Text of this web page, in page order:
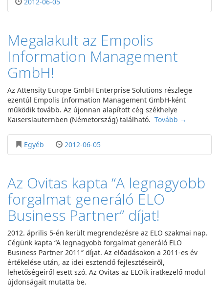
Megalakult az Empolis
Information Management
GmbH!
Az Attensity Europe GmbH Enterprise Solutions részlege
ezentúl Empolis Information Management GmbH-ként
működik tovább. Az újonnan alapított cég székhelye
Kaiserslauternben (Németország) található. Tovább →
Egyéb 2012-06-05
Az Ovitas kapta “A legnagyobb
forgalmat generáló ELO
Business Partner” díjat!
2012. április 5-én került megrendezésre az ELO szakmai nap.
Cégünk kapta “A legnagyobb forgalmat generáló ELO
Business Partner 2011″ díjat. Az előadásokon a 2011-es év
értékelése után, az idei esztendő fejlesztéseiről,
lehetőségeiről esett szó. Az Ovitas az ELOik iratkezelő modul
újdonságait mutatta be.